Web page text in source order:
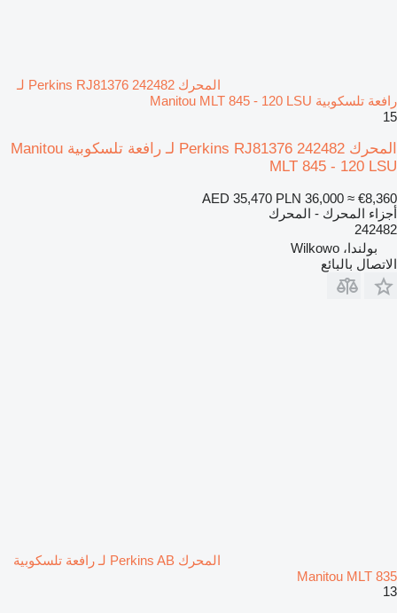
المحرك Perkins RJ81376 242482 لـ
رافعة تلسكوبية Manitou MLT 845 - 120 LSU
15
المحرك Perkins RJ81376 242482 لـ رافعة تلسكوبية Manitou
MLT 845 - 120 LSU
AED 35,470 PLN 36,000 ≈ €8,360
أجزاء المحرك - المحرك
242482
بولندا، Wilkowo
الاتصال بالبائع
المحرك Perkins AB لـ رافعة تلسكوبية
Manitou MLT 835
13